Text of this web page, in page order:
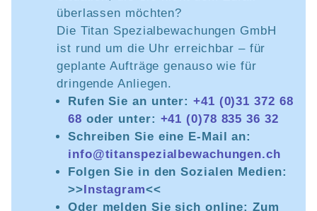
überlassen möchten?
Die Titan Spezialbewachungen GmbH
ist rund um die Uhr erreichbar – für
geplante Aufträge genauso wie für
dringende Anliegen.
Rufen Sie an unter: +41 (0)31 372 68
68 oder unter: +41 (0)78 835 36 32
Schreiben Sie eine E-Mail an:
info@titanspezialbewachungen.ch
Folgen Sie in den Sozialen Medien:
>> Instagram<<
Oder melden Sie sich online: Zum